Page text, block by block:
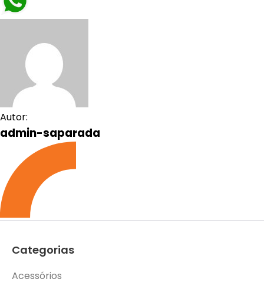
Autor:
admin-saparada
Categorias
Acessórios